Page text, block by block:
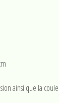
ainsi que la